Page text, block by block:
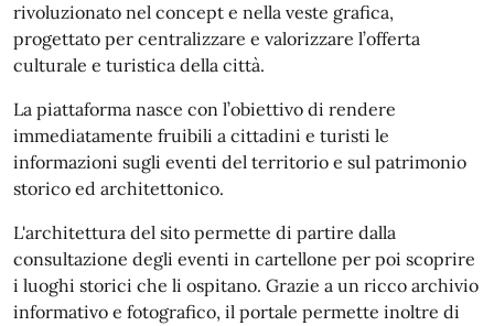
rivoluzionato nel concept e nella veste grafica,
progettato per centralizzare e valorizzare l’offerta
culturale e turistica della città.
La piattaforma nasce con l’obiettivo di rendere
immediatamente fruibili a cittadini e turisti le
informazioni sugli eventi del territorio e sul patrimonio
storico ed architettonico.
L'architettura del sito permette di partire dalla
consultazione degli eventi in cartellone per poi scoprire
i luoghi storici che li ospitano. Grazie a un ricco archivio
informativo e fotografico, il portale permette inoltre di